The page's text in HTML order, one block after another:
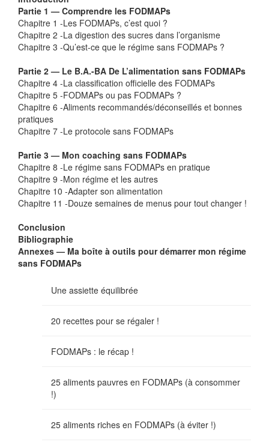
Partie 1 — Comprendre les FODMAPs
Chapitre 1 -Les FODMAPs, c’est quoi ?
Chapitre 2 -La digestion des sucres dans l’organisme
Chapitre 3 -Qu’est-ce que le régime sans FODMAPs ?
Partie 2 — Le B.A.-BA De L’alimentation sans FODMAPs
Chapitre 4 -La classification officielle des FODMAPs
Chapitre 5 -FODMAPs ou pas FODMAPs ?
Chapitre 6 -Aliments recommandés/déconseillés et bonnes
pratiques
Chapitre 7 -Le protocole sans FODMAPs
Partie 3 — Mon coaching sans FODMAPs
Chapitre 8 -Le régime sans FODMAPs en pratique
Chapitre 9 -Mon régime et les autres
Chapitre 10 -Adapter son alimentation
Chapitre 11 -Douze semaines de menus pour tout changer !
Conclusion
Bibliographie
Annexes — Ma boîte à outils pour démarrer mon régime
sans FODMAPs
Une assiette équilibrée
20 recettes pour se régaler !
FODMAPs : le récap !
25 aliments pauvres en FODMAPs (à consommer
!)
25 aliments riches en FODMAPs (à éviter !)